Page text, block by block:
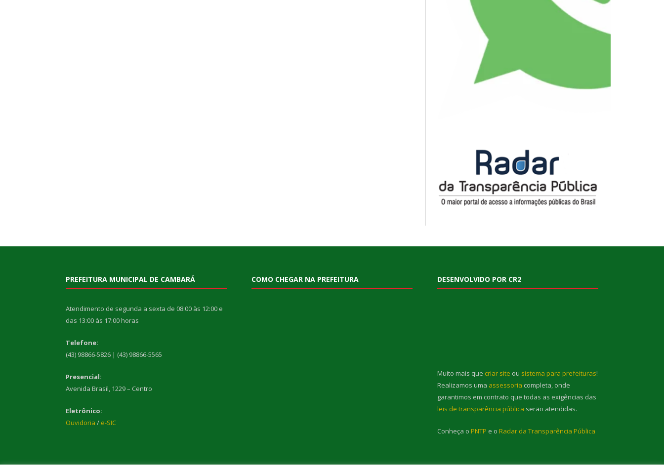
PREFEITURA MUNICIPAL DE CAMBARÁ
Atendimento de segunda a sexta de 08:00 às 12:00 e
das 13:00 às 17:00 horas
Telefone:
(43) 98866-5826 | (43) 98866-5565
Presencial:
Avenida Brasil, 1229 – Centro
Eletrônico:
Ouvidoria / e-SIC
COMO CHEGAR NA PREFEITURA DESENVOLVIDO POR CR2
Muito mais que criar site ou sistema para prefeituras!
Realizamos uma assessoria completa, onde
garantimos em contrato que todas as exigências das
leis de transparência pública serão atendidas.
Conheça o PNTP e o Radar da Transparência Pública